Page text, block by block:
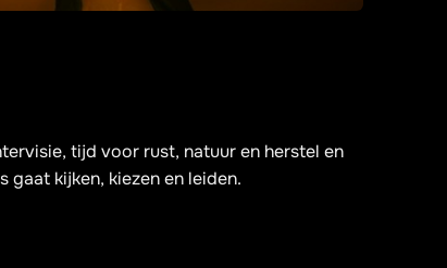
tijd voor rust, natuur en herstel en
kijken, kiezen en leiden.